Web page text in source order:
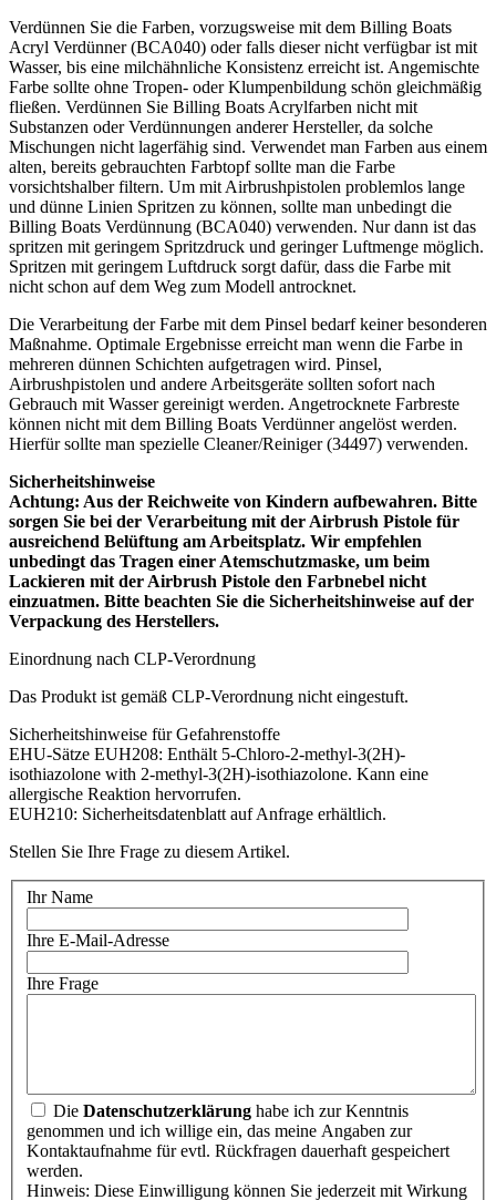
Verdünnen Sie die Farben, vorzugsweise mit dem Billing Boats
Acryl Verdünner (BCA040) oder falls dieser nicht verfügbar ist mit
Wasser, bis eine milchähnliche Konsistenz erreicht ist. Angemischte
Farbe sollte ohne Tropen- oder Klumpenbildung schön gleichmäßig
fließen. Verdünnen Sie Billing Boats Acrylfarben nicht mit
Substanzen oder Verdünnungen anderer Hersteller, da solche
Mischungen nicht lagerfähig sind. Verwendet man Farben aus einem
alten, bereits gebrauchten Farbtopf sollte man die Farbe
vorsichtshalber filtern. Um mit Airbrushpistolen problemlos lange
und dünne Linien Spritzen zu können, sollte man unbedingt die
Billing Boats Verdünnung (BCA040) verwenden. Nur dann ist das
spritzen mit geringem Spritzdruck und geringer Luftmenge möglich.
Spritzen mit geringem Luftdruck sorgt dafür, dass die Farbe mit
nicht schon auf dem Weg zum Modell antrocknet.
Die Verarbeitung der Farbe mit dem Pinsel bedarf keiner besonderen
Maßnahme. Optimale Ergebnisse erreicht man wenn die Farbe in
mehreren dünnen Schichten aufgetragen wird. Pinsel,
Airbrushpistolen und andere Arbeitsgeräte sollten sofort nach
Gebrauch mit Wasser gereinigt werden. Angetrocknete Farbreste
können nicht mit dem Billing Boats Verdünner angelöst werden.
Hierfür sollte man spezielle Cleaner/Reiniger (34497) verwenden.
Sicherheitshinweise
Achtung: Aus der Reichweite von Kindern aufbewahren. Bitte
sorgen Sie bei der Verarbeitung mit der Airbrush Pistole für
ausreichend Belüftung am Arbeitsplatz. Wir empfehlen
unbedingt das Tragen einer Atemschutzmaske, um beim
Lackieren mit der Airbrush Pistole den Farbnebel nicht
einzuatmen. Bitte beachten Sie die Sicherheitshinweise auf der
Verpackung des Herstellers.
Einordnung nach CLP-Verordnung
Das Produkt ist gemäß CLP-Verordnung nicht eingestuft.
Sicherheitshinweise für Gefahrenstoffe
EHU-Sätze EUH208: Enthält 5-Chloro-2-methyl-3(2H)-
isothiazolone with 2-methyl-3(2H)-isothiazolone. Kann eine
allergische Reaktion hervorrufen.
EUH210: Sicherheitsdatenblatt auf Anfrage erhältlich.
Stellen Sie Ihre Frage zu diesem Artikel.
Ihr Name
Ihre E-Mail-Adresse
Ihre Frage
Die Datenschutzerklärung habe ich zur Kenntnis
genommen und ich willige ein, das meine Angaben zur
Kontaktaufnahme für evtl. Rückfragen dauerhaft gespeichert
werden.
Hinweis: Diese Einwilligung können Sie jederzeit mit Wirkung